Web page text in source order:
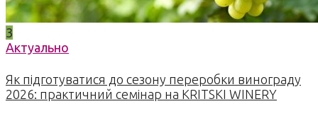
3
Актуально
Як підготуватися до сезону переробки винограду
2026: практичний семінар на KRITSKI WINERY